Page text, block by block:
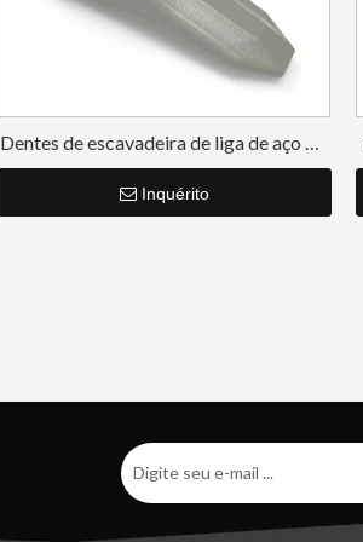
Dentes de escavadeira de liga de aço de
alta qualidade para escavação DH280
61N8-31310RC
Inquérito